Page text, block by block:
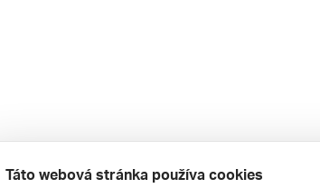
Táto webová stránka používa cookies